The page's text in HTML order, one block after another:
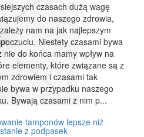
czasach dużą wagę
do naszego zdrowia,
nam na jak najlepszym
Niestety czasami bywa
nie do końca mamy wpływ na
elementy, które związane są z
zdrowiem i czasami tak
bywa w przypadku naszego
Bywają czasami z nim p...
tamponów lepsze niż
z podpasek